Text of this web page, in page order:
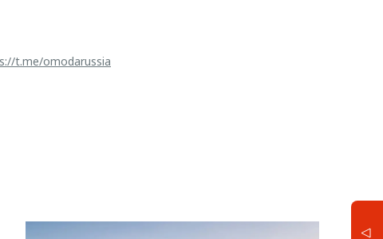
t.me/omodarussia